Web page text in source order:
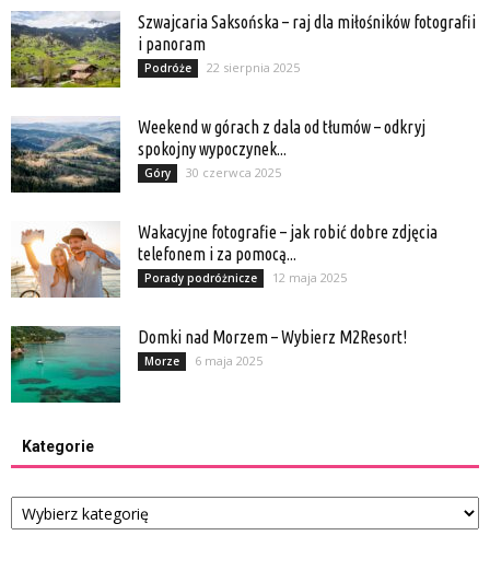
Szwajcaria Saksońska – raj dla miłośników fotografii
i panoram
Podróże 22 sierpnia 2025
Weekend w górach z dala od tłumów – odkryj
spokojny wypoczynek...
Góry 30 czerwca 2025
Wakacyjne fotografie – jak robić dobre zdjęcia
telefonem i za pomocą...
Porady podróżnicze 12 maja 2025
Domki nad Morzem – Wybierz M2Resort!
Morze 6 maja 2025
Kategorie
Kategorie